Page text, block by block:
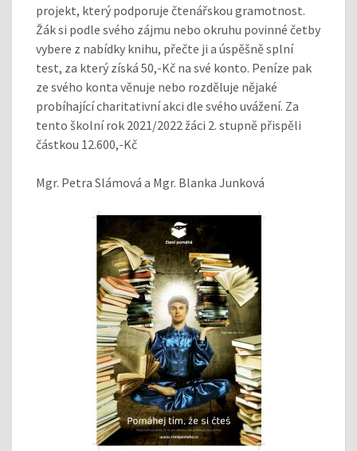
projekt, který podporuje čtenářskou gramotnost.
Žák si podle svého zájmu nebo okruhu povinné četby
vybere z nabídky knihu, přečte ji a úspěšně splní
test, za který získá 50,-Kč na své konto. Peníze pak
ze svého konta věnuje nebo rozděluje nějaké
probíhající charitativní akci dle svého uvážení. Za
tento školní rok 2021/2022 žáci 2. stupně přispěli
částkou 12.600,-Kč
Mgr. Petra Slámová a Mgr. Blanka Junková